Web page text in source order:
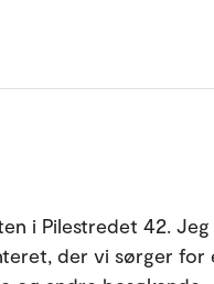
i Pilestredet 42. Jeg
der vi sørger for